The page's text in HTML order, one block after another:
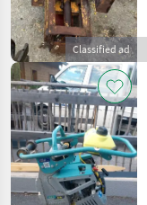
Classified ad